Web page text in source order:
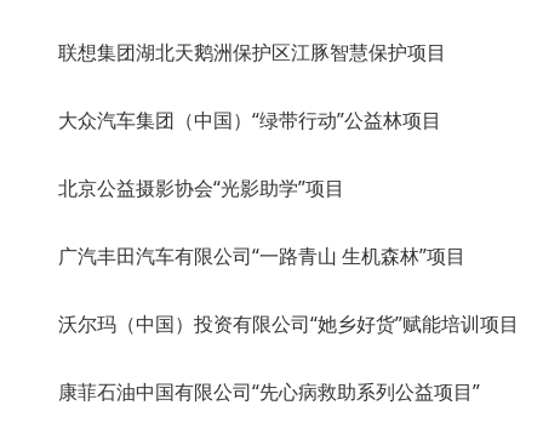
联想集团湖北天鹅洲保护区江豚智慧保护项目
大众汽车集团（中国）“绿带行动”公益林项目
北京公益摄影协会“光影助学”项目
广汽丰田汽车有限公司“一路青山 生机森林”项目
沃尔玛（中国）投资有限公司“她乡好货”赋能培训项目
康菲石油中国有限公司“先心病救助系列公益项目”